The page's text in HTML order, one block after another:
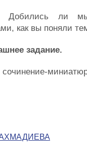
Добились ли мы
как вы поняли
задание.
сочинение-